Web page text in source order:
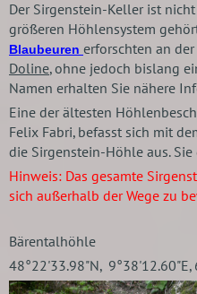
Der Sirgenstein-Keller ist
größeren Höhlensystem
Blaubeuren erforschten an
Doline, ohne jedoch bislang
Namen erhalten Sie nähere
Eine der ältesten
Felix Fabri, befasst sich mit
die Sirgenstein-Höhle aus.
Hinweis: Das gesamte
sich außerhalb der Wege zu
Bärentalhöhle
48°22'33.98"N, 9°38'12.60"E,